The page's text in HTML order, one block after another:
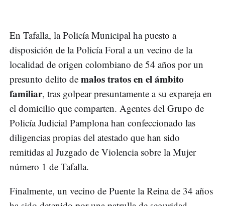
En Tafalla, la Policía Municipal ha puesto a
disposición de la Policía Foral a un vecino de la
localidad de origen colombiano de 54 años por un
presunto delito de malos tratos en el ámbito
familiar, tras golpear presuntamente a su expareja en
el domicilio que comparten. Agentes del Grupo de
Policía Judicial Pamplona han confeccionado las
diligencias propias del atestado que han sido
remitidas al Juzgado de Violencia sobre la Mujer
número 1 de Tafalla.
Finalmente, un vecino de Puente la Reina de 34 años